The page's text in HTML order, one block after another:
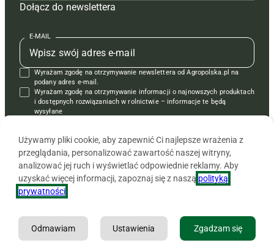
Mapa serwisu
Kontakt
Regulamin
Polityka prywatności
Prenumerata
Redakcja
Kontakt
Reklama
Prenumerata
Reklama
Kontakt
Krzyżówki
Czasopisma i prenumerata
Książki
Regulamin
Dołącz do newslettera
E-MAIL
Wyrażam zgodę na otrzymywanie newslettera od Agropolska.pl na
podany adres e-mail.
Wyrażam zgodę na otrzymywanie informacji o najnowszych produktach
i dostępnych rozwiązaniach w rolnictwie – informacje te będą
wysyłane
Copyright © 2026 Agencja Promocji Rolnictwa i Agrobiznesu APRA
Używamy pliki cookie, aby zapewnić Ci najlepsze wrażenia z
przeglądania, personalizować zawartość naszej witryny,
analizować jej ruch i wyświetlać odpowiednie reklamy. Aby
uzyskać więcej informacji, zapoznaj się z naszą polityką
prywatności
Zgadzam się
Ustawienia
Odmawiam